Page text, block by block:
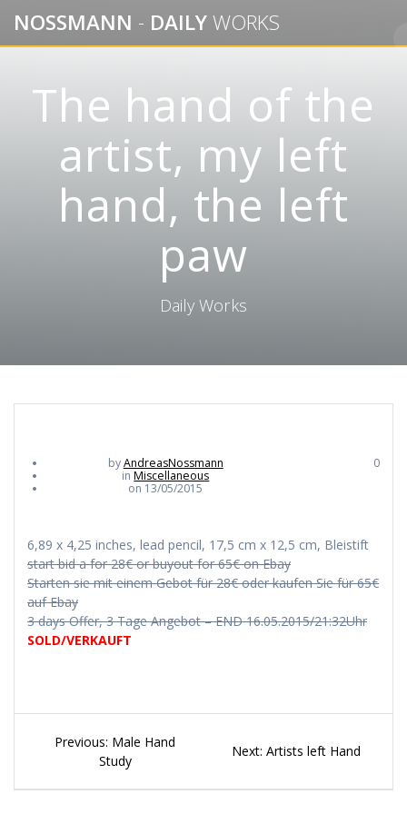
to
content
NOSSMANN - DAILYWORKS
The hand of the
artist, my left
hand, the left
paw
Daily Works
byAndreasNossmann
inMiscellaneous
on 13/05/2015
0
6,89 x 4,25 inches, lead pencil, 17,5 cm x 12,5 cm, Bleistift
start bid a for 28€ or buyout for 65€ on Ebay
Starten sie mit einem Gebot für 28€ oder kaufen Sie für 65€
auf Ebay
3 days Offer, 3 Tage Angebot – END 16.05.2015/21:32Uhr
SOLD/VERKAUFT
Beitragsnavigation
Previous: Previous
post:
Male Hand
Study
Next: Next
Artists left Hand